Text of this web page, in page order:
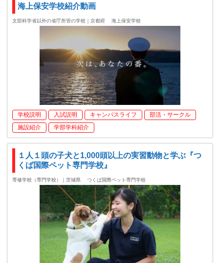
海上保安学校紹介動画
文部科学省以外の省庁所管の学校｜京都府 海上保安学校
学校説明 入試説明 キャンパスライフ
部活・サークル
施設紹介
学部学科紹介
１人１頭の子犬と1,000頭以上の実習動物と学ぶ『つ
くば国際ペット専門学校』
専修学校（専門学校）｜茨城県 つくば国際ペット専門学校